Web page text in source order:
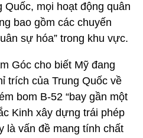
Quốc, mọi hoạt động quân
bao gồm các chuyến
sự hóa” trong khu vực.
Góc cho biết Mỹ đang
trích của Trung Quốc về
bom B-52 “bay gần một
Kinh xây dựng trái phép
là vấn đề mang tính chất